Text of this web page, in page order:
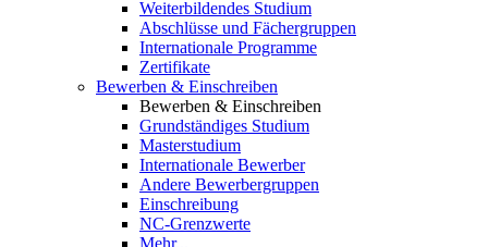
Weiterbildendes Studium
Abschlüsse und Fächergruppen
Internationale Programme
Zertifikate
Bewerben & Einschreiben
Bewerben & Einschreiben
Grundständiges Studium
Masterstudium
Internationale Bewerber
Andere Bewerbergruppen
Einschreibung
NC-Grenzwerte
Mehr...